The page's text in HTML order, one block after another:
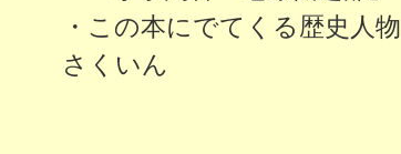
・この本にでてくる歴史人物
さくいん